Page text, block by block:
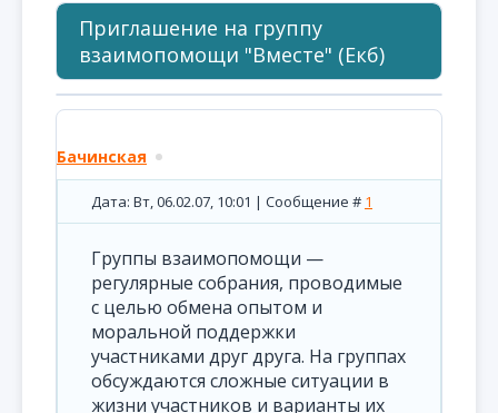
Приглашение на группу
взаимопомощи "Вместе" (Екб)
Бачинская
Дата: Вт, 06.02.07, 10:01 | Сообщение # 1
Группы взаимопомощи —
регулярные собрания, проводимые
с целью обмена опытом и
моральной поддержки
участниками друг друга. На группах
обсуждаются сложные ситуации в
жизни участников и варианты их